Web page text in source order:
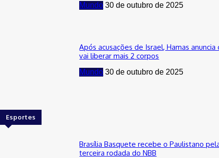
Mundo 30 de outubro de 2025
Após acusações de Israel, Hamas anuncia
vai liberar mais 2 corpos
Mundo 30 de outubro de 2025
Esportes
Brasília Basquete recebe o Paulistano
terceira rodada do NBB